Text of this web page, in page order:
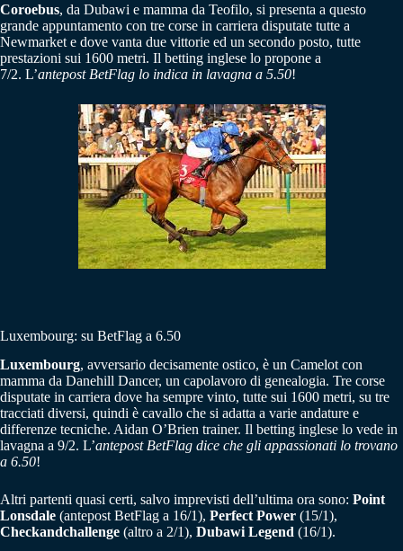
Coroebus, da Dubawi e mamma da Teofilo, si presenta a questo
grande appuntamento con tre corse in carriera disputate tutte a
Newmarket e dove vanta due vittorie ed un secondo posto, tutte
prestazioni sui 1600 metri. Il betting inglese lo propone a
7/2. L’antepost BetFlag lo indica in lavagna a 5.50!
Luxembourg: su BetFlag a 6.50
Luxembourg, avversario decisamente ostico, è un Camelot con
mamma da Danehill Dancer, un capolavoro di genealogia. Tre corse
disputate in carriera dove ha sempre vinto, tutte sui 1600 metri, su tre
tracciati diversi, quindi è cavallo che si adatta a varie andature e
differenze tecniche. Aidan O’Brien trainer. Il betting inglese lo vede in
lavagna a 9/2. L’antepost BetFlag dice che gli appassionati lo trovano
a 6.50!
Altri partenti quasi certi, salvo imprevisti dell’ultima ora sono: Point
Lonsdale (antepost BetFlag a 16/1), Perfect Power (15/1),
Checkandchallenge (altro a 2/1), Dubawi Legend (16/1).